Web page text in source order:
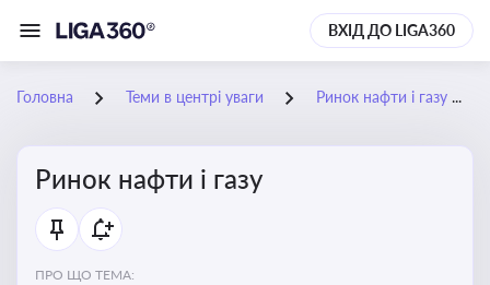
ВХІД ДО LIGA360
Головна Теми в центрі уваги Ринок нафти і газу
Ринок нафти і газу
ПРО ЩО ТЕМА: